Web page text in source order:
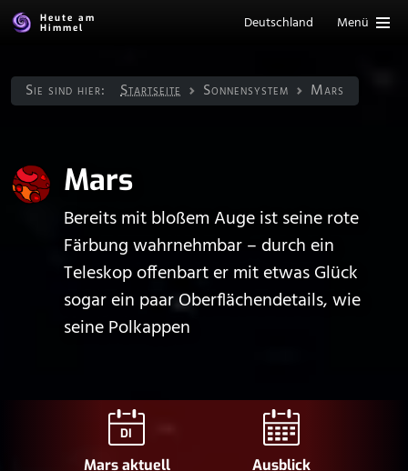
Heute am
Himmel
Deutschland Menü
Sie sind hier: Startseite Sonnen­system Mars
Mars
Bereits mit bloßem Auge ist seine rote
Färbung wahrnehmbar – durch ein
Teleskop offenbart er mit etwas Glück
sogar ein paar Oberflächendetails, wie
seine Polkappen
DI
Mars aktuell Ausblick